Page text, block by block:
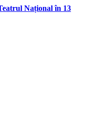
Național în 13